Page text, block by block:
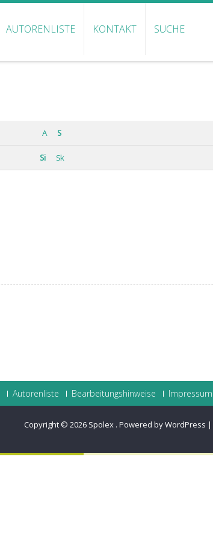
AUTORENLISTE KONTAKT SUCHE
A S
Si Sk
Autorenliste Bearbeitungshinweise Impressum
Copyright © 2026 Spolex . Powered by WordPress |